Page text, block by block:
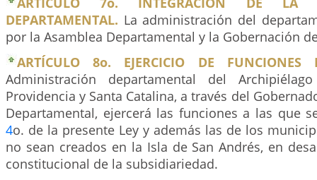
DEPARTAMENTAL. La administración del
por la Asamblea Departamental y la Gobernación
ARTÍCULO 8o. EJERCICIO DE FUNCIONES
Administración departamental del
Providencia y Santa Catalina, a través del
Departamental, ejercerá las funciones a las que
4o. de la presente Ley y además las de los
no sean creados en la Isla de San Andrés, en
constitucional de la subsidiariedad.